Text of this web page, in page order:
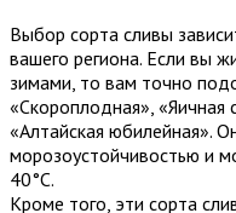
Выбор сорта сливы
вашего региона. Если вы
зимами, то вам точно
«Скороплодная», «Яичная
«Алтайская юбилейная».
морозоустойчивостью и
40°C.
Кроме того, эти сорта